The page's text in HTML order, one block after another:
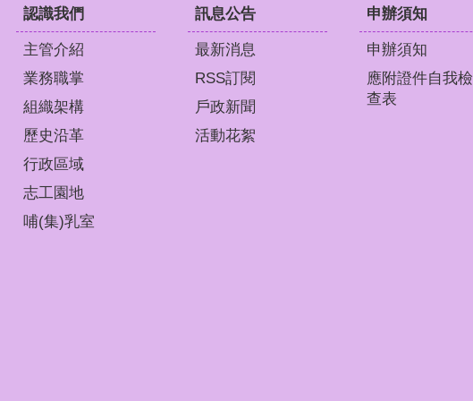
認識我們
主管介紹
業務職掌
組織架構
歷史沿革
行政區域
志工園地
哺(集)乳室
訊息公告
最新消息
RSS訂閱
戶政新聞
活動花絮
申辦須知
申辦須知
應附證件自我檢
查表